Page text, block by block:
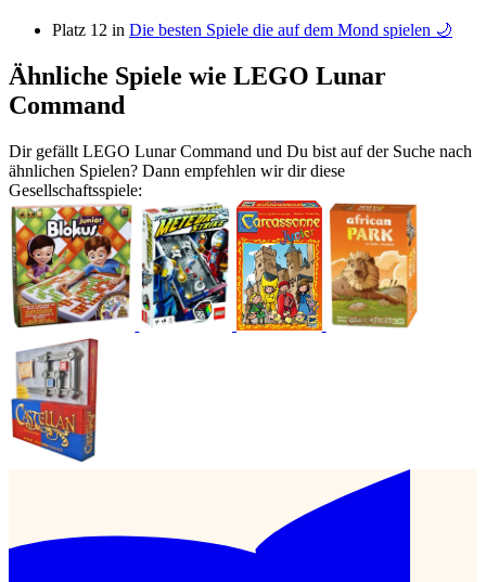
Platz 12 in Die besten Spiele die auf dem Mond spielen 🌙
Ähnliche Spiele wie LEGO Lunar
Command
Dir gefällt LEGO Lunar Command und Du bist auf der Suche nach
ähnlichen Spielen? Dann empfehlen wir dir diese
Gesellschaftsspiele: